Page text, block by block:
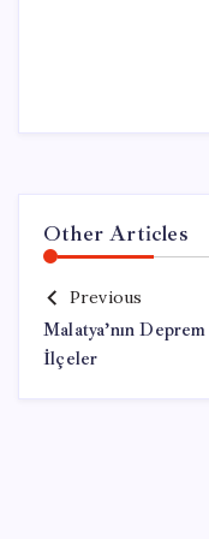
Other Articles
Previous
Malatya’nın
İlçeler